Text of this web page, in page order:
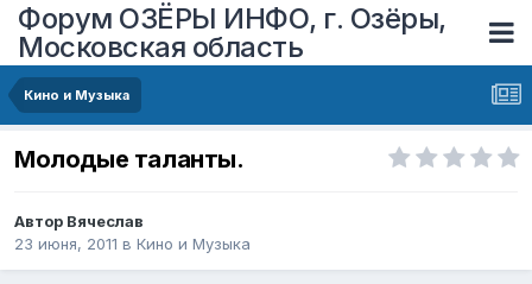
Форум ОЗЁРЫ ИНФО, г. Озёры,
Московская область
Кино и Музыка
Молодые таланты.
Автор Вячеслав
23 июня, 2011 в Кино и Музыка